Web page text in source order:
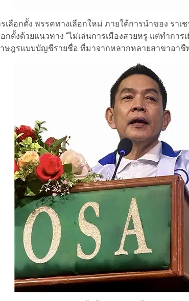
ลือกตั้ง พรรคทางเลือกใหม่ ภายใต้การนำของ ราเ
กตั้งด้วยแนวทาง “ไม่เล่นการเมืองสวยหรู แต่ทำกา
ฎรแบบบัญชีรายชื่อ ที่มาจากหลากหลายสาขาอาชี